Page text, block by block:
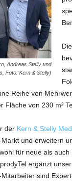
Andreas Stelly und
Foto: Kern & Stelly)
Reihe von
Fläche von 230 m²
der Kern & Stelly
und erweitern
für neue als
ergänzt
sind